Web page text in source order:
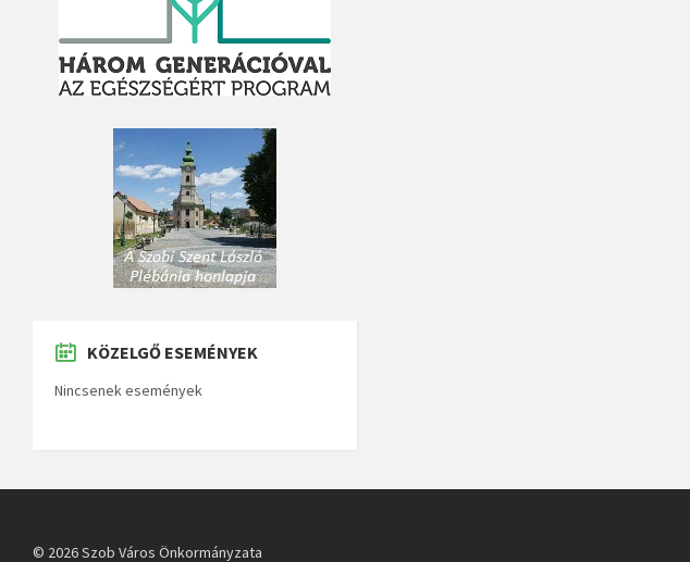
KÖZELGŐ ESEMÉNYEK
Nincsenek események
© 2026 Szob Város Önkormányzata